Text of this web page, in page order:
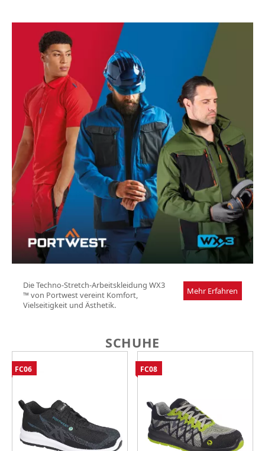
Die Techno-Stretch-Arbeitskleidung WX3
™ von Portwest vereint Komfort,
Vielseitigkeit und Ästhetik.
Mehr Erfahren
SCHUHE
FC06 FC08